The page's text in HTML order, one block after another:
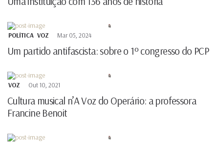
POLÍTICA VOZ Mar 05, 2024
Um partido antifascista: sobre o 1º congresso do PCP
VOZ Out 10, 2021
Cultura musical n’A Voz do Operário: a professora
Francine Benoit